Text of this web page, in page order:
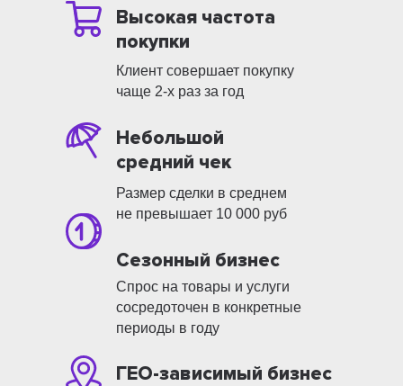
Сезонный бизнес
Спрос на товары и услуги
сосредоточен в конкретные
периоды в году
Небольшой
средний чек
Размер сделки в среднем
не превышает 10 000 руб
Высокая частота
покупки
Клиент совершает покупку
чаще 2-х раз за год
ГЕО-зависимый бизнес